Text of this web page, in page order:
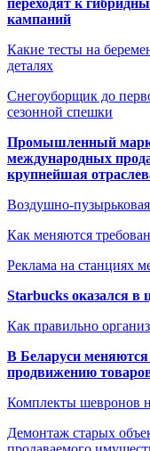
кампаний
Какие тесты на
деталях
Снегоуборщик до
сезонной спешки
Промышленный
международных
крупнейшая
Воздушно-
Как меняются
Реклама на станциях
Starbucks оказался в
Как правильно
В Беларуси
продвижению
Комплекты шевронов
Демонтаж старых